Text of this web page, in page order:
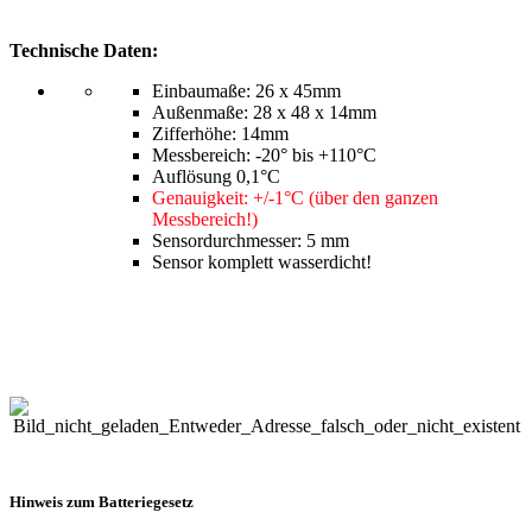
Technische Daten:
Einbaumaße: 26 x 45mm
Außenmaße: 28 x 48 x 14mm
Zifferhöhe: 14mm
Messbereich: -20° bis +110°C
Auflösung 0,1°C
Genauigkeit: +/-1°C (über den ganzen
Messbereich!)
Sensordurchmesser: 5 mm
Sensor komplett wasserdicht!
Hinweis zum Batteriegesetz